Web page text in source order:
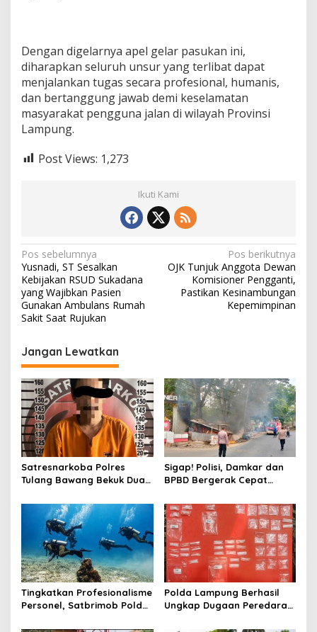
Dengan digelarnya apel gelar pasukan ini,
diharapkan seluruh unsur yang terlibat dapat
menjalankan tugas secara profesional, humanis,
dan bertanggung jawab demi keselamatan
masyarakat pengguna jalan di wilayah Provinsi
Lampung.
Post Views: 1,273
Ikuti Kami
N
a
v
i
a
s
i
p
o
s
Pos sebelumnya
Yusnadi, ST Sesalkan
Kebijakan RSUD Sukadana
yang Wajibkan Pasien
Gunakan Ambulans Rumah
Sakit Saat Rujukan
Pos berikutnya
OJK Tunjuk Anggota Dewan
Komisioner Pengganti,
Pastikan Kesinambungan
Kepemimpinan
Jangan Lewatkan
Satresnarkoba Polres
Tulang Bawang Bekuk Dua
Di Amankan
Sigap! Polisi, Damkar dan
BPBD Bergerak Cepat
Warung Kuliner di Prosida
Bandar Jaya
Tingkatkan Profesionalisme
Personel, Satbrimob Polda
Polda Lampung Berhasil
Ungkap Dugaan Peredaran